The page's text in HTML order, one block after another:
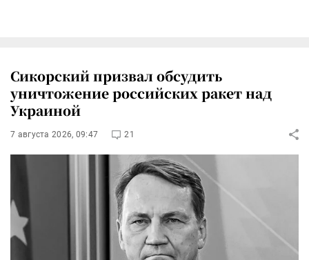
Сикорский призвал обсудить
уничтожение российских ракет над
Украиной
7 августа 2026, 09:47 21